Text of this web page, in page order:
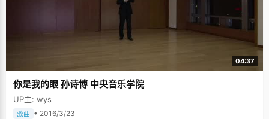
04:37
你是我的眼 孙诗博 中央音乐学院
UP主: wys
歌曲 • 2016/3/23